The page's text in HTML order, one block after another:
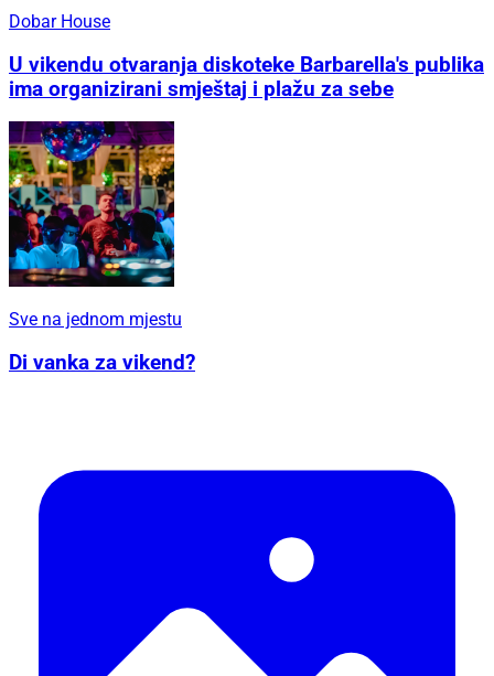
Dobar House
U vikendu otvaranja diskoteke Barbarella's publika
ima organizirani smještaj i plažu za sebe
Sve na jednom mjestu
Di vanka za vikend?